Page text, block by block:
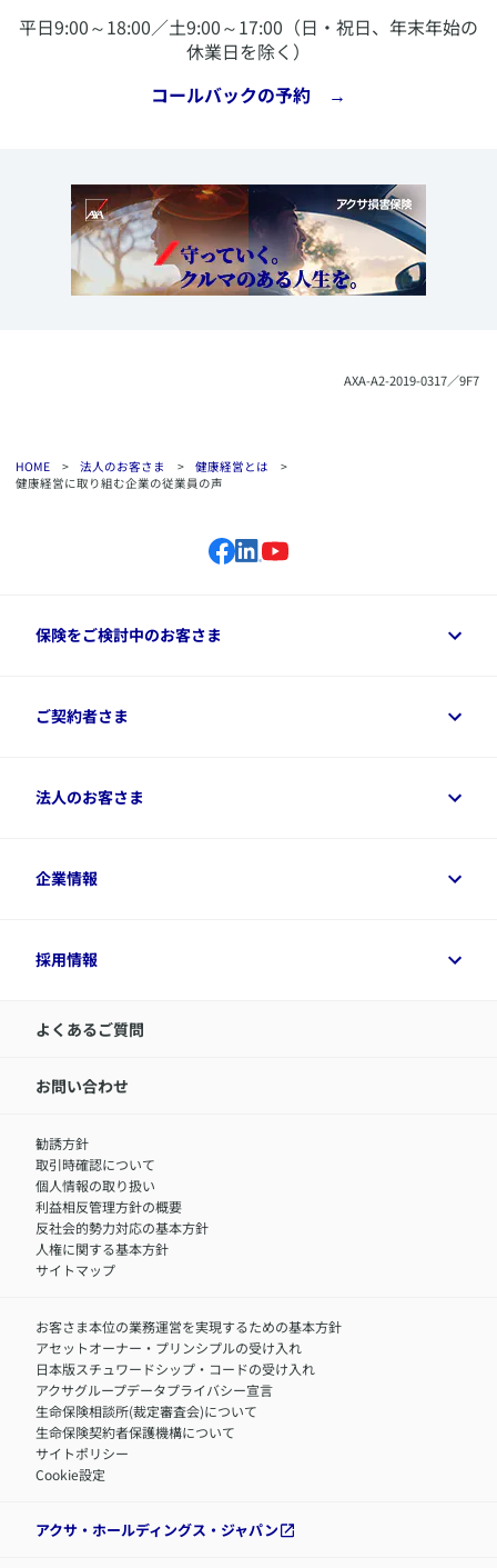
​平日9:00～18:00／土9:00～17:00（日・祝日、年末年始の
休業日を除く）
​コールバックの予約 →
​AXA-A2-2019-0317／9F7
HOME > 法人のお客さま > 健康経営とは
>
健康経営に取り組む企業の従業員の声
保険をご検討中のお客さま
保険をご検討中のお客さまトップ
資料請求
変額保険各種情報
ご契約者さま
ご契約者さまトップ
デジタル約款
令和8年（2026年）分の生命保険料控除証明書について
アクサのネット完結保険（旧アクサダイレクト生命）
法人のお客さま
法人のお客さまトップ
経営者サポートサービス
企業情報
企業情報トップ
アクサ生命が選ばれる理由
IR情報
サステナビリティの取り組み
​お客さまを金融犯罪からお守りするために
アクサグループについて
採用情報
採用情報トップ
中途採用：内勤正社員
職）
中途採用：フィナンシャルプラン・アドバイザー（営業職）
障害者採用
よくあるご質問
お問い合わせ
勧誘方針
取引時確認について
個人情報の取り扱い
利益相反管理方針の概要
反社会的勢力対応の基本方針
人権に関する基本方針
サイトマップ
お客さま本位の業務運営を実現するための基本方針
アセットオーナー・プリンシプルの受け入れ
日本版スチュワードシップ・コードの受け入れ
アクサグループデータプライバシー宣言
生命保険相談所(裁定審査会)について
生命保険契約者保護機構について
サイトポリシー
Cookie設定
アクサ・ホールディングス・ジャパン